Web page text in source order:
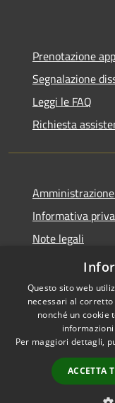
Prenotazione
Segnalazione
Leggi le FAQ
Richiesta
Informativa
Note legali
Dichiarazione di
Accessibilità
Questo sito web
necessari al
nonché un cookie
Per maggiori dettagli,
ACCETTA